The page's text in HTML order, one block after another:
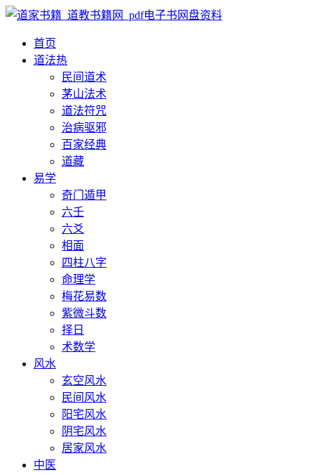
首页
道法热
民间道术
茅山法术
道法符咒
治病驱邪
百家经典
道藏
易学
奇门遁甲
六壬
六爻
相面
四柱八字
命理学
梅花易数
紫微斗数
择日
术数学
风水
玄空风水
民间风水
阳宅风水
阴宅风水
居家风水
中医